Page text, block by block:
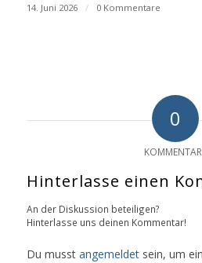
14. Juni 2026 / 0 Kommentare
0
Hinterlasse einen
An der Diskussion beteiligen?
Hinterlasse uns deinen Kommentar!
Du musst angemeldetsein, um